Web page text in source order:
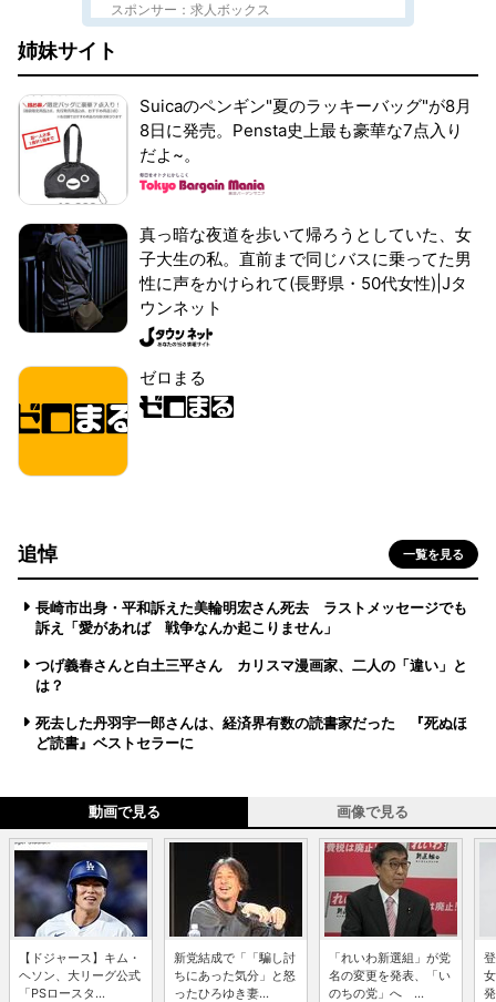
スポンサー：求人ボックス
姉妹サイト
Suicaのペンギン"夏のラッキーバッグ"が8月
8日に発売。Pensta史上最も豪華な7点入り
だよ~。
真っ暗な夜道を歩いて帰ろうとしていた、女
子大生の私。直前まで同じバスに乗ってた男
性に声をかけられて(長野県・50代女性)|Jタ
ウンネット
ゼロまる
追悼 一覧を見る
長崎市出身・平和訴えた美輪明宏さん死去 ラストメッセージでも
訴え「愛があれば 戦争なんか起こりません」
つげ義春さんと白土三平さん カリスマ漫画家、二人の「違い」と
は？
死去した丹羽宇一郎さんは、経済界有数の読書家だった 『死ぬほ
ど読書』ベストセラーに
動画で見る 画像で見る
【ドジャース】キム・
ヘソン、大リーグ公式
「PSロースタ...
新党結成で「「騙し討
ちにあった気分」と怒
ったひろゆき妻...
「れいわ新選組」が党
名の変更を発表、「い
のちの党」へ ...